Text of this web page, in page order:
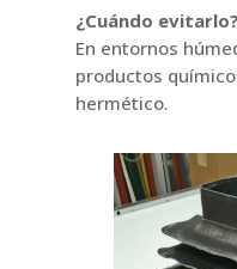
¿Cuándo evitarlo?
En entornos
productos
hermético.